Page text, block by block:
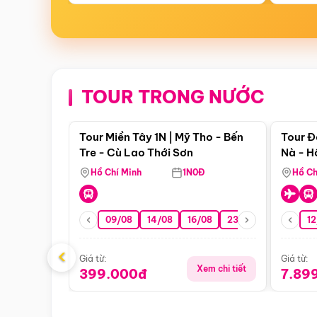
TOUR TRONG NƯỚC
Điểm nổi bật
Tour Miền Tây 1N | Mỹ Tho - Bến
Tre - Cù Lao Thới Sơn
Hồ Chí Minh 1N0Đ
09/08 14/08 16/08 23/08 30/08
Giá từ:
399.000đ Xem chi tiết
Tour
Nà -
Nha
Hồ
Giá từ:
‹